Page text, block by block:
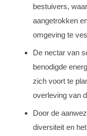
bestuivers,
aangetrokken
omgeving te
De nectar van
benodigde
zich voort te
overleving van
Door de
diversiteit en